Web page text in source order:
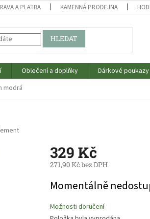
A PLATBA KAMENNÁ PRODEJNA
HLEDAT
Oblečení a doplňky Dárkové poukazy
modrá
329 Kč
271,90 Kč bez DPH
cena:
Momentálně
Možnosti doručení